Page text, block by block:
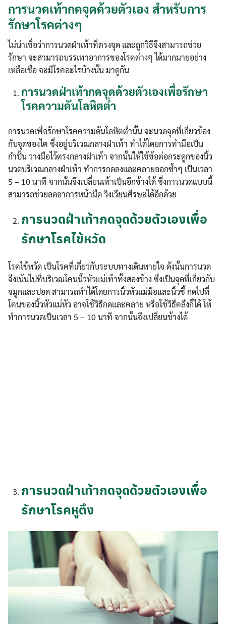
การนวดเท้ากดจุดด้วยตัวเอง สำหรับการ
รักษาโรคต่างๆ
ไม่น่าเชื่อว่าการนวดฝ่าเท้าที่ตรงจุด และถูกวิธีจึงสามารถช่วย
รักษา จะสามารถบรรเทาอาการของโรคต่างๆ ได้มากมายอย่าง
เหลือเชื่อ จะมีโรคอะไรบ้างนั้น มาดูกัน
การนวดฝ่าเท้ากดจุดด้วยตัวเองเพื่อรักษา
โรคความดันโลหิตต่ำ
การนวดเพื่อรักษาโรคความดันโลหิตต่ำนั้น จะนวดจุดที่เกี่ยวข้อง
กับจุดของไต ซึ่งอยู่บริเวณกลางฝ่าเท้า ทำได้โดยการทำมือเป็น
กำปั้น วางมือไว้ตรงกลางฝ่าเท้า จากนั้นให้ใช้ข้อต่อกระดูกของนิ้ว
นวดบริเวณกลางฝ่าเท้า ทำการกดลงและคลายออกซ้ำๆ เป็นเวลา
5 – 10 นาที จากนั้นจึงเปลี่ยนเท้าเป็นอีกข้างได้ ซึ่งการนวดแบบนี้
สามารถช่วยลดอาการหน้ามืด วิงเวียนศีรษะได้อีกด้วย
การนวดฝ่าเท้ากดจุดด้วยตัวเองเพื่อ
รักษาโรคไข้หวัด
โรคไข้หวัด เป็นโรคที่เกี่ยวกับระบบทางเดินหายใจ ดังนั้นการนวด
จึงเน้นไปที่บริเวณโคนนิ้วหัวแม่เท้าทั้งสองข้าง ซึ่งเป็นจุดที่เกี่ยวกับ
จมูกและปอด สามารถทำได้โดยการนิ้วหัวแม่มือและนิ้วชี้ กดไปที่
โคนของนิ้วหัวแม่หัว อาจใช้วิธีกดและคลาย หรือใช้วิธีคลึงก็ได้ ให้
ทำการนวดเป็นเวลา 5 – 10 นาที จากนั้นจึงเปลี่ยนข้างได้
การนวดฝ่าเท้ากดจุดด้วยตัวเองเพื่อ
รักษาโรคหูตึง